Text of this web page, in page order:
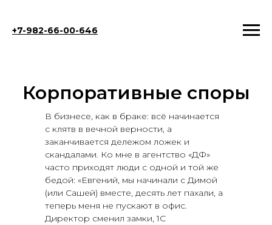
+7-982-66-00-646
Корпоративные споры
В бизнесе, как в браке: всё начинается
с клятв в вечной верности, а
заканчивается дележом ложек и
скандалами. Ко мне в агентство «ДФ»
часто приходят люди с одной и той же
бедой: «Евгений, мы начинали с Димой
(или Сашей) вместе, десять лет пахали, а
теперь меня не пускают в офис.
Директор сменил замки, 1С